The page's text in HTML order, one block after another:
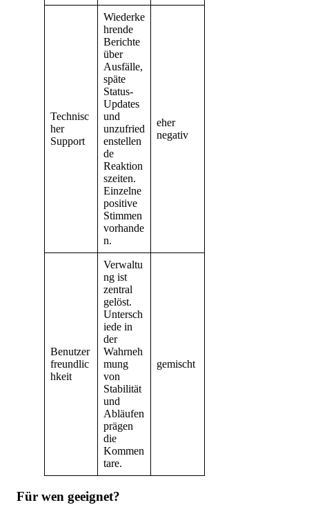
Technisc
her
Support
Wiederke
hrende
Berichte
über
Ausfälle,
späte
Status-
Updates
und
unzufried
enstellen
de
Reaktion
szeiten.
Einzelne
positive
Stimmen
vorhande
n.
eher
negativ
Benutzer
freundlic
hkeit
Verwaltu
ng ist
zentral
gelöst.
Untersch
iede in
der
Wahrneh
mung
von
Stabilität
und
Abläufen
prägen
die
Kommen
tare.
gemischt
Für wen geeignet?